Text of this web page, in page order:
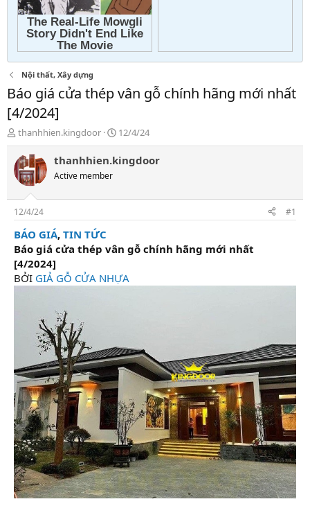
Nội thất, Xây dựng
Báo giá cửa thép vân gỗ chính hãng mới nhất
[4/2024]
T
h
r
e
a
s
t
a
r
t
e
r
thanhhien.kingdoor
N
g
à
12/4/24
thanhhien.kingdoor
Active member
12/4/24 #1
BÁO GIÁ, TIN TỨC
Báo giá cửa thép vân gỗ chính hãng mới nhất
[4/2024]
BỞI GIẢ GỖ CỬA NHỰA